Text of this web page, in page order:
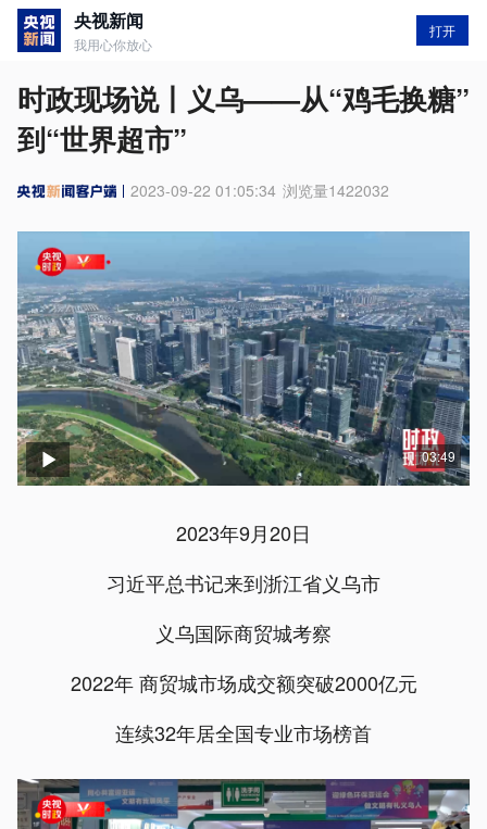
央视新闻
我用心你放心
打开
时政现场说丨义乌——从“鸡毛换糖”
到“世界超市”
2023-09-22 01:05:34 浏览量1422032
03:49
2023年9月20日
习近平总书记来到浙江省义乌市
义乌国际商贸城考察
2022年 商贸城市场成交额突破2000亿元
连续32年居全国专业市场榜首